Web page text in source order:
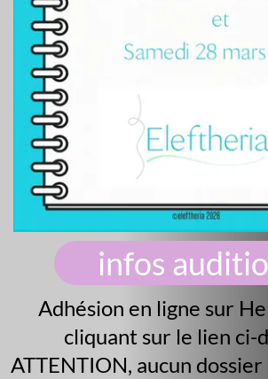
infos
Adhésion en ligne sur
cliquant sur le lien ci-
ATTENTION, aucun